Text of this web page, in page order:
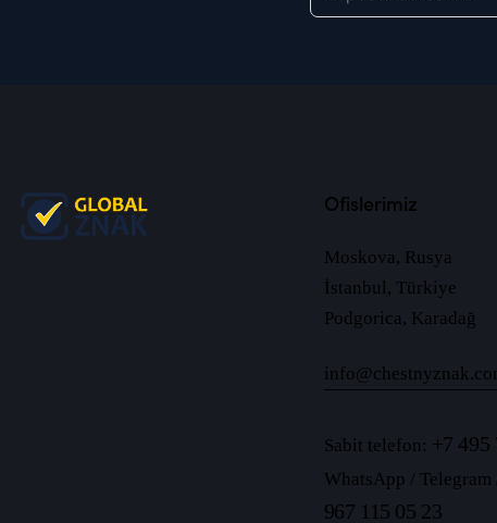
Ofislerimiz
Moskova, Rusya
İstanbul, Türkiye
Podgorica, Karadağ
Sabit telefon: +7 495
WhatsApp /
967 115 05 23